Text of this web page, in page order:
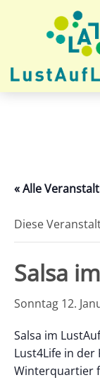
« Alle
Diese
Salsa
Sonntag 12.
Salsa im
Lust4Life in
Winterquartier